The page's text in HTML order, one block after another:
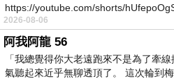
https://youtube.com/shorts/
https
2026-08-06
阿我阿龍 56
「我總覺得你大老遠跑來不是為了牽
氣聽起來近乎無聊透頂了。 這次輪到